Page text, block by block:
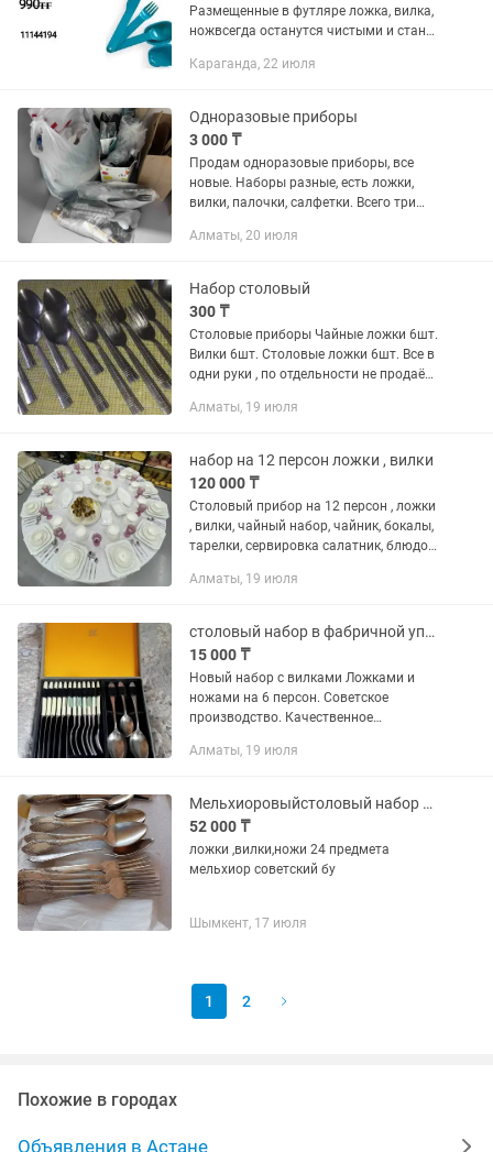
Размещенные в футляре ложка, вилка,
ножвсегда останутся чистыми и станут
дома. Столовые приборы изготовлены
Караганда, 22 июля
Одноразовые приборы
3 000 ₸
Продам одноразовые приборы, все
новые. Наборы разные, есть ложки,
вилки, палочки, салфетки. Всего три
Алматы, 20 июля
Набор столовый
300 ₸
Столовые приборы Чайные ложки 6шт.
Вилки 6шт. Столовые ложки 6шт. Все в
одни руки , по отдельности не продаём.
правды.
Алматы, 19 июля
набор на 12 персон ложки , вилки
120 000 ₸
Столовый прибор на 12 персон , ложки
, вилки, чайный набор, чайник, бокалы,
тарелки, сервировка салатник, блюдо
стаканами для сока или воды. Набор
Алматы, 19 июля
столовый набор в фабричной упаковке
15 000 ₸
Новый набор с вилками Ложками и
ножами на 6 персон. Советское
производство. Качественное
уместен
Алматы, 19 июля
Мельхиоровыйстоловый набор на24 прибора
52 000 ₸
ложки ,вилки,ножи 24 предмета
мельхиор советский бу
Шымкент, 17 июля
1 2
Похожие в городах
Объявления в Астане